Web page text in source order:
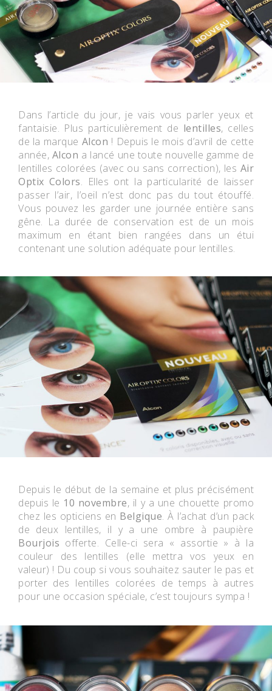
Dans l’article du jour, je vais vous parler yeux et
fantaisie. Plus particulièrement de lentilles, celles
de la marque Alcon ! Depuis le mois d’avril de cette
année, Alcon a lancé une toute nouvelle gamme de
lentilles colorées (avec ou sans correction), les Air
Optix Colors. Elles ont la particularité de laisser
passer l’air, l’oeil n’est donc pas du tout étouffé.
Vous pouvez les garder une journée entière sans
gêne. La durée de conservation est de un mois
maximum en étant bien rangées dans un étui
contenant une solution adéquate pour lentilles.
Depuis le début de la semaine et plus précisément
depuis le 10 novembre, il y a une chouette promo
chez les opticiens en Belgique. À l’achat d’un pack
de deux lentilles, il y a une ombre à paupière
Bourjois offerte. Celle-ci sera « assortie » à la
couleur des lentilles (elle mettra vos yeux en
valeur) ! Du coup si vous souhaitez sauter le pas et
porter des lentilles colorées de temps à autres
pour une occasion spéciale, c’est toujours sympa !